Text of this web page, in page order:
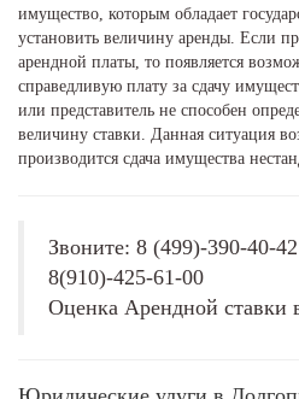
имущество, которым обладает
установить величину аренды. Если
арендной платы, то появляется
справедливую плату за сдачу
или представитель не способен
величину ставки. Данная ситуация
производится сдача имущества
Звоните: 8 (499)-390-40-
8(910)-425-61-00
Оценка Арендной ставки